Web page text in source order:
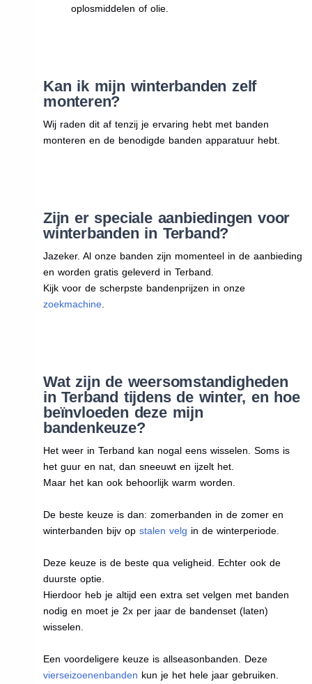
oplosmiddelen of olie.
Kan ik mijn winterbanden zelf
monteren?
Wij raden dit af tenzij je ervaring hebt met banden
monteren en de benodigde banden apparatuur hebt.
Zijn er speciale aanbiedingen voor
winterbanden in Terband?
Jazeker. Al onze banden zijn momenteel in de aanbieding
en worden gratis geleverd in Terband.
Kijk voor de scherpste bandenprijzen in onze
zoekmachine.
Wat zijn de weersomstandigheden
in Terband tijdens de winter, en hoe
beïnvloeden deze mijn
bandenkeuze?
Het weer in Terband kan nogal eens wisselen. Soms is
het guur en nat, dan sneeuwt en ijzelt het.
Maar het kan ook behoorlijk warm worden.
De beste keuze is dan: zomerbanden in de zomer en
winterbanden bijv op stalen velg in de winterperiode.
Deze keuze is de beste qua veligheid. Echter ook de
duurste optie.
Hierdoor heb je altijd een extra set velgen met banden
nodig en moet je 2x per jaar de bandenset (laten)
wisselen.
Een voordeligere keuze is allseasonbanden. Deze
vierseizoenenbanden kun je het hele jaar gebruiken.